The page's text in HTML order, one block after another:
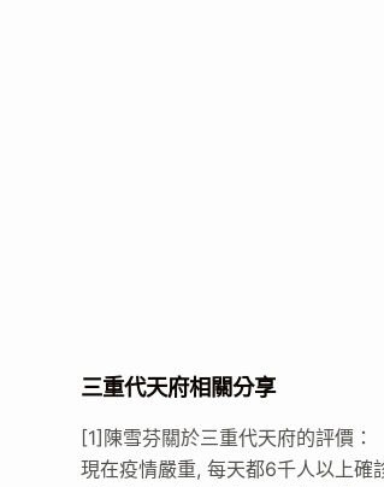
三重代天府相關分享
[1]陳雪芬關於三重代天府的評價：
現在疫情嚴重, 每天都6千人以上確